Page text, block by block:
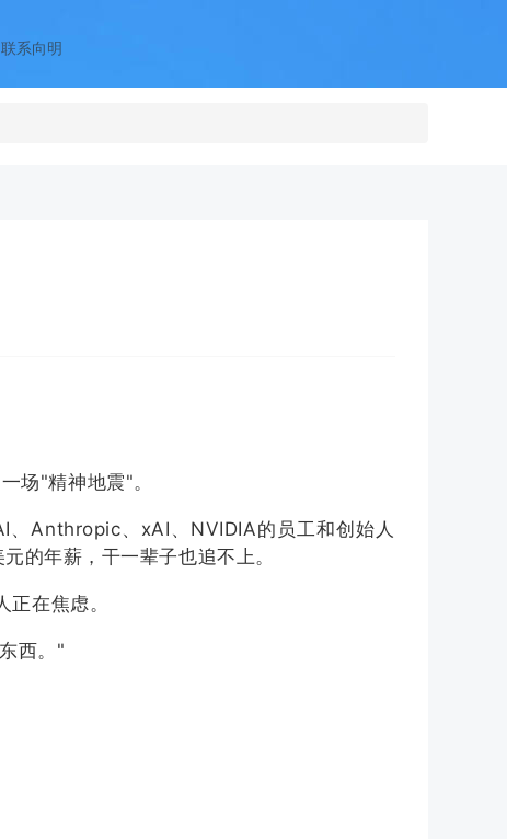
联系向明
场"精神地震"。
Anthropic、xAI、NVIDIA的员工和创始人
的年薪，干一辈子也追不上。
在焦虑。
西。"